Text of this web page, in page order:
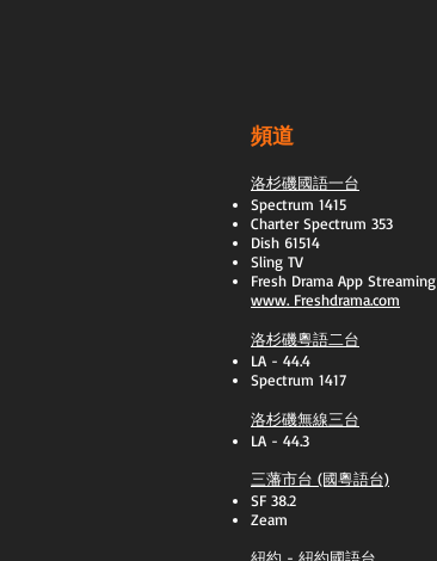
頻道
洛杉磯國語一台
Spectrum 1415
Charter Spectrum 353
Dish 61514
Sling TV
​Fresh Drama App Streaming
www. Freshdrama.com
洛杉磯粵語二台
LA - 44.4
Spectrum 1417
洛杉磯無線三台
LA - 44.3
三藩市台 (國粵語台)
SF 38.2
Zeam